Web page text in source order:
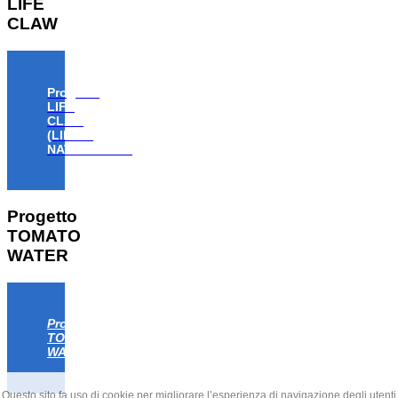
LIFE
CLAW
Progetto
LIFE
CLAW
(LIFE18
NAT/IT/000806)
Progetto
TOMATO
WATER
Progetto
TOMATO
WATER
Questo sito fa uso di cookie per migliorare l’esperienza di navigazione degli utenti